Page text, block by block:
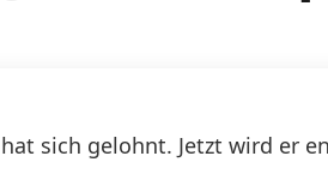
sich gelohnt. Jetzt wird er